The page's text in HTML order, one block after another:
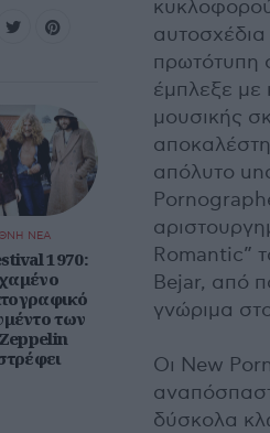
ΝΕΑ
1970:
των
πρωτότυπη
έμπλεξε με
μουσικής
απόλυτο
Romantic”
Bejar, από
γνώριμα
Οι New
δύσκολα